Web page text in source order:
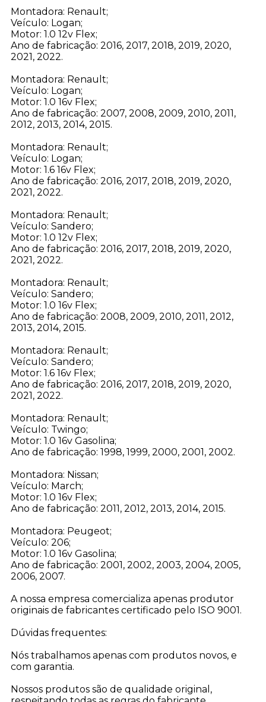
Montadora: Renault;
Veículo: Logan;
Motor: 1.0 12v Flex;
Ano de fabricação: 2016, 2017, 2018, 2019, 2020,
2021, 2022.
Montadora: Renault;
Veículo: Logan;
Motor: 1.0 16v Flex;
Ano de fabricação: 2007, 2008, 2009, 2010, 2011,
2012, 2013, 2014, 2015.
Montadora: Renault;
Veículo: Logan;
Motor: 1.6 16v Flex;
Ano de fabricação: 2016, 2017, 2018, 2019, 2020,
2021, 2022.
Montadora: Renault;
Veículo: Sandero;
Motor: 1.0 12v Flex;
Ano de fabricação: 2016, 2017, 2018, 2019, 2020,
2021, 2022.
Montadora: Renault;
Veículo: Sandero;
Motor: 1.0 16v Flex;
Ano de fabricação: 2008, 2009, 2010, 2011, 2012,
2013, 2014, 2015.
Montadora: Renault;
Veículo: Sandero;
Motor: 1.6 16v Flex;
Ano de fabricação: 2016, 2017, 2018, 2019, 2020,
2021, 2022.
Montadora: Renault;
Veículo: Twingo;
Motor: 1.0 16v Gasolina;
Ano de fabricação: 1998, 1999, 2000, 2001, 2002.
Montadora: Nissan;
Veículo: March;
Motor: 1.0 16v Flex;
Ano de fabricação: 2011, 2012, 2013, 2014, 2015.
Montadora: Peugeot;
Veículo: 206;
Motor: 1.0 16v Gasolina;
Ano de fabricação: 2001, 2002, 2003, 2004, 2005,
2006, 2007.
A nossa empresa comercializa apenas produtor
originais de fabricantes certificado pelo ISO 9001.
Dúvidas frequentes:
Nós trabalhamos apenas com produtos novos, e
com garantia.
Nossos produtos são de qualidade original,